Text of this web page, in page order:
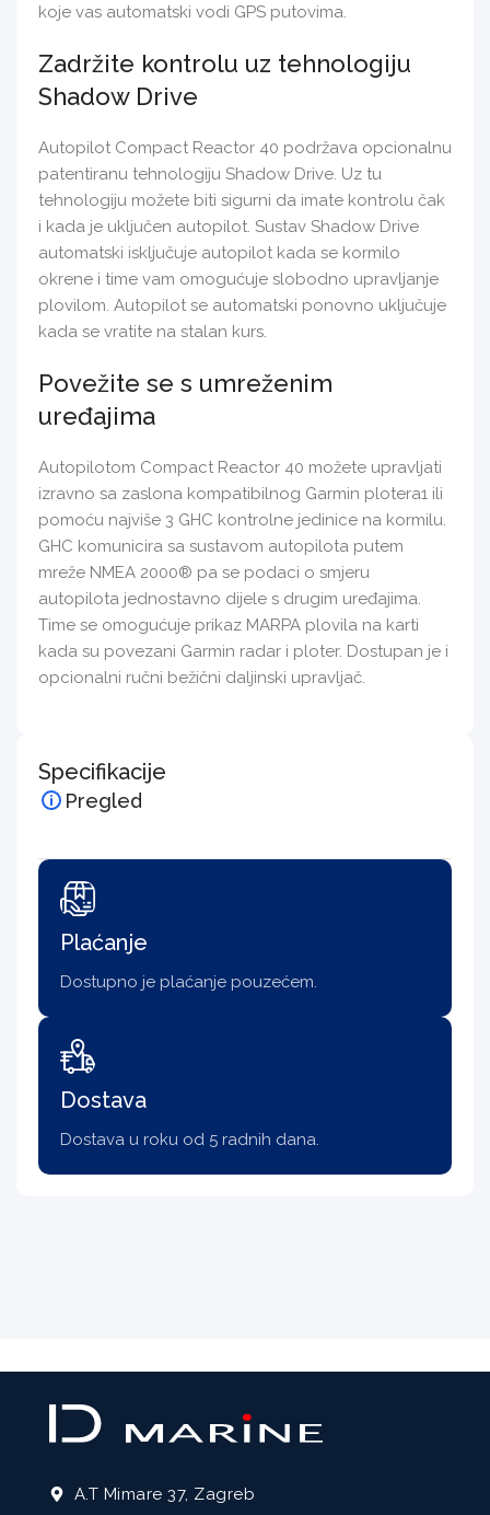
koje vas automatski vodi GPS putovima.
Zadržite kontrolu uz tehnologiju
Shadow Drive
Autopilot Compact Reactor 40 podržava opcionalnu
patentiranu tehnologiju Shadow Drive. Uz tu
tehnologiju možete biti sigurni da imate kontrolu čak
i kada je uključen autopilot. Sustav Shadow Drive
automatski isključuje autopilot kada se kormilo
okrene i time vam omogućuje slobodno upravljanje
plovilom. Autopilot se automatski ponovno uključuje
kada se vratite na stalan kurs.
Povežite se s umreženim
uređajima
Autopilotom Compact Reactor 40 možete upravljati
izravno sa zaslona kompatibilnog Garmin plotera1 ili
pomoću najviše 3 GHC kontrolne jedinice na kormilu.
GHC komunicira sa sustavom autopilota putem
mreže NMEA 2000® pa se podaci o smjeru
autopilota jednostavno dijele s drugim uređajima.
Time se omogućuje prikaz MARPA plovila na karti
kada su povezani Garmin radar i ploter. Dostupan je i
opcionalni ručni bežični daljinski upravljač.
Specifikacije
Pregled
Plaćanje
Dostupno je plaćanje pouzećem.
Dostava
Dostava u roku od 5 radnih dana.
A.T Mimare 37, Zagreb